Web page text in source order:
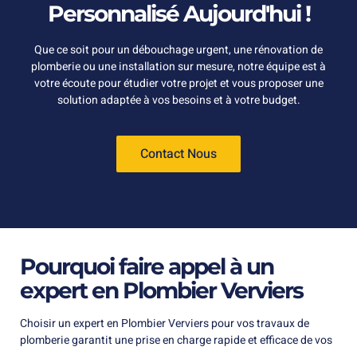
Personnalisé Aujourd'hui !
Que ce soit pour un débouchage urgent, une rénovation de
plomberie ou une installation sur mesure, notre équipe est à
votre écoute pour étudier votre projet et vous proposer une
solution adaptée à vos besoins et à votre budget.
Contact Nous
Pourquoi faire appel à un
expert en Plombier Verviers
Choisir un expert en Plombier Verviers pour vos travaux de
plomberie garantit une prise en charge rapide et efficace de vos